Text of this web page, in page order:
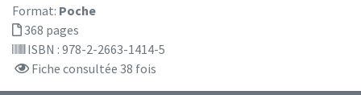
Format: Poche
368 pages
ISBN : 978-2-2663-1414-5
Fiche consultée 38 fois